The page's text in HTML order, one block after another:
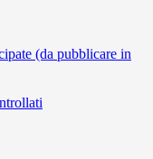
(da pubblicare in